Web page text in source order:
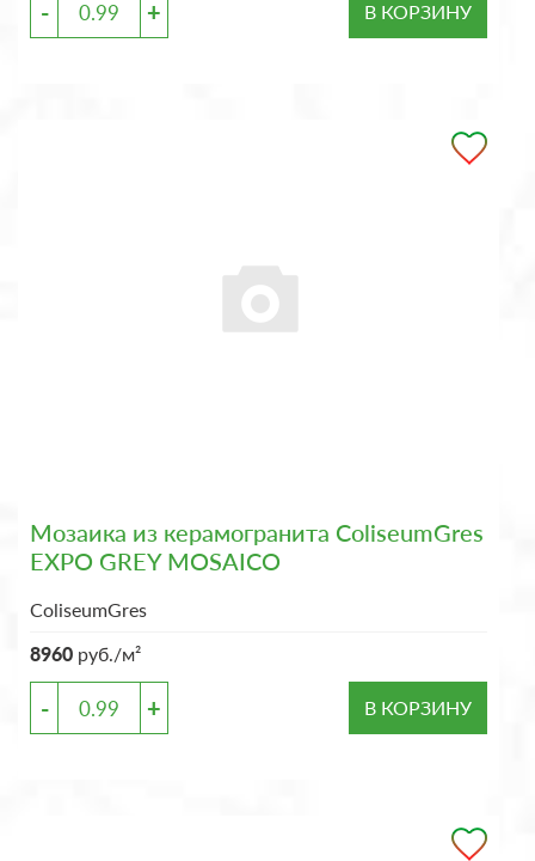
- + В КОРЗИНУ
Мозаика из керамогранита ColiseumGres
EXPO GREY MOSAICO
ColiseumGres
8960 руб./м²
- + В КОРЗИНУ